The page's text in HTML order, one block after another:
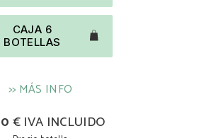
CAJA 6
BOTELLAS
>> MÁS INFO
€ IVA INCLUIDO